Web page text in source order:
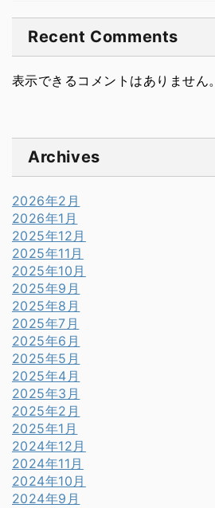
Recent Comments
表示できるコメントはありません。
Archives
2026年2月
2026年1月
2025年12月
2025年11月
2025年10月
2025年9月
2025年8月
2025年7月
2025年6月
2025年5月
2025年4月
2025年3月
2025年2月
2025年1月
2024年12月
2024年11月
2024年10月
2024年9月